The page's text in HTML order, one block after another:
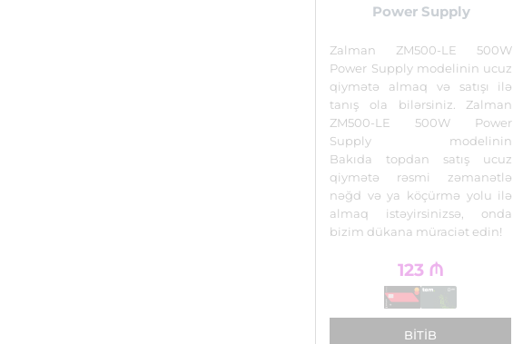
Power Supply
Zalman ZM500-LE 500W
Power Supply modelinin ucuz
qiymətə almaq və satışı ilə
tanış ola bilərsiniz. Zalman
ZM500-LE 500W Power
Supply modelinin
Bakıda topdan satış ucuz
qiymətə rəsmi zəmanətlə
nəğd və ya köçürmə yolu ilə
almaq istəyirsinizsə, onda
bizim dükana müraciət edin!
123 ₼
BITIB